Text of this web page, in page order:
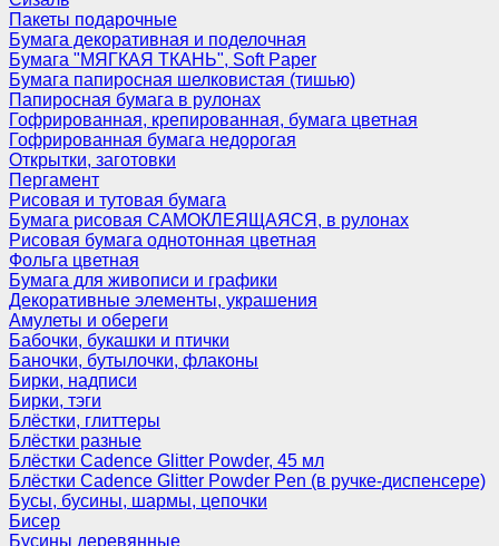
Пакеты подарочные
Бумага декоративная и поделочная
Бумага "МЯГКАЯ ТКАНЬ", Soft Paper
Бумага папиросная шелковистая (тишью)
Папиросная бумага в рулонах
Гофрированная, крепированная, бумага цветная
Гофрированная бумага недорогая
Открытки, заготовки
Пергамент
Рисовая и тутовая бумага
Бумага рисовая САМОКЛЕЯЩАЯСЯ, в рулонах
Рисовая бумага однотонная цветная
Фольга цветная
Бумага для живописи и графики
Декоративные элементы, украшения
Амулеты и обереги
Бабочки, букашки и птички
Баночки, бутылочки, флаконы
Бирки, надписи
Бирки, тэги
Блёстки, глиттеры
Блёстки разные
Блёстки Cadence Glitter Powder, 45 мл
Блёстки Cadence Glitter Powder Pen (в ручке-диспенсере)
Бусы, бусины, шармы, цепочки
Бисер
Бусины деревянные